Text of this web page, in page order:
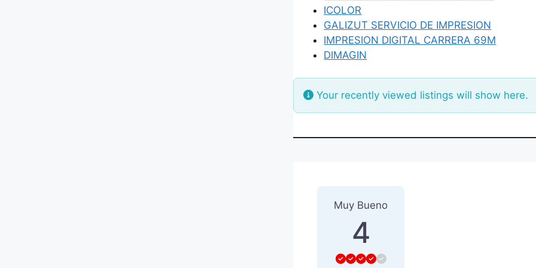
ICOLOR
GALIZUT SERVICIO DE IMPRESION
IMPRESION DIGITAL CARRERA 69M
DIMAGIN
Your recently viewed listings will show here.
Muy Bueno
4